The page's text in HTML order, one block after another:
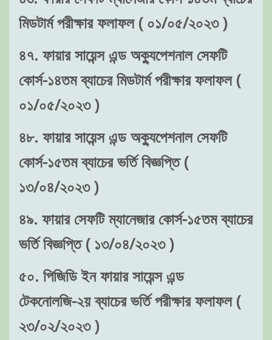
মিডটার্ম পরীক্ষার ফলাফল ( ০১/০৫/২০২৩ )
৪৭. ফায়ার সায়েন্স এন্ড অক্যুপেশনাল সেফটি
কোর্স-১৪তম ব্যাচের মিডটার্ম পরীক্ষার ফলাফল (
০১/০৫/২০২৩ )
৪৮. ফায়ার সায়েন্স এন্ড অক্যুপেশনাল সেফটি
কোর্স-১৫তম ব্যাচের ভর্তি বিজ্ঞপ্তি (
১৩/০৪/২০২৩ )
৪৯. ফায়ার সেফটি ম্যানেজার কোর্স-১৫তম ব্যাচের
ভর্তি বিজ্ঞপ্তি ( ১৩/০৪/২০২৩ )
৫০. পিজিডি ইন ফায়ার সায়েন্স এন্ড
টেকনোলজি-২য় ব্যাচের ভর্তি পরীক্ষার ফলাফল (
২৩/০২/২০২৩ )